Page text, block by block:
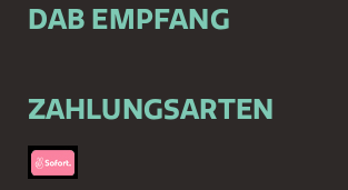
DAB EMPFANG
ZAHLUNGSARTEN